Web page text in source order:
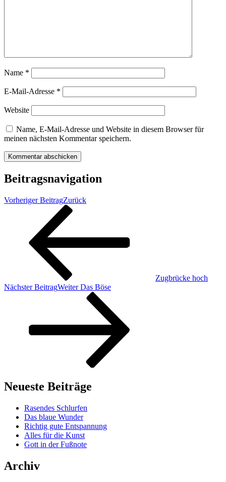
Name *
E-Mail-Adresse *
Website
Name, E-Mail-Adresse und Website in diesem Browser für
meinen nächsten Kommentar speichern.
Beitragsnavigation
Vorheriger BeitragZurück
Zugbrücke hoch
Nächster BeitragWeiter Das Böse
Neueste Beiträge
Rasendes Schlurfen
Das blaue Wunder
Richtig gute Entspannung
Alles für die Kunst
Gott in der Fußnote
Archiv